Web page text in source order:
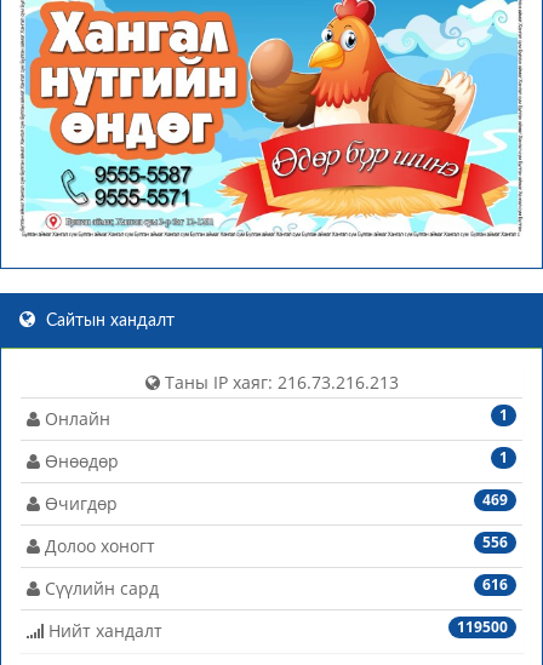
Сайтын хандалт
Таны IP хаяг: 216.73.216.213
1
Онлайн
1
Өнөөдөр
469
Өчигдөр
556
Долоо хоногт
616
Сүүлийн сард
119500
Нийт хандалт